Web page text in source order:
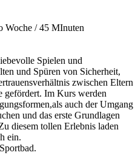
Woche / 45 MInuten
Spielen und
und Spüren von Sicherheit,
zwischen Eltern
gefördert. Im Kurs werden
auch der Umgang
und das erste Grundlagen
diesem tollen Erlebnis laden
ein.